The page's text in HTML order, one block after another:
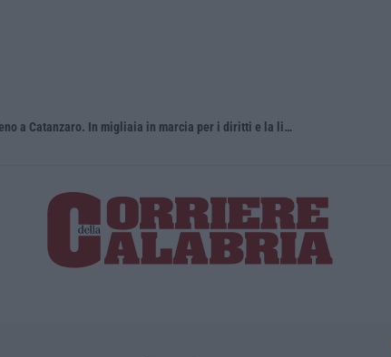
Pride, la “prima volta” dell’onda arcobaleno a Catanzaro. In migliaia in marcia per i diritti e la libertà – FOTO